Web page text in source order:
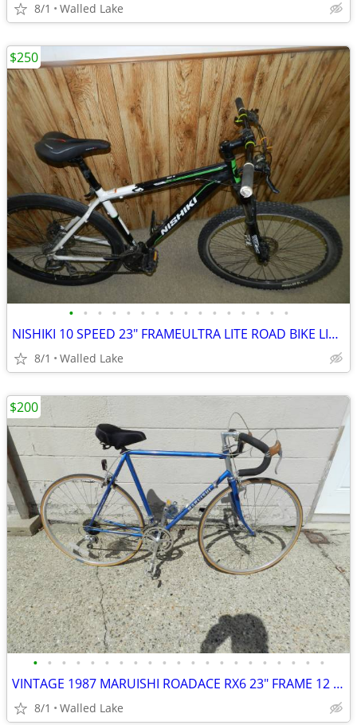
8/1 Walled Lake
• • • • • • • • • • • • • • • •
NISHIKI 10 SPEED 23" FRAMEULTRA LITE ROAD BIKE LIKE NEW
8/1 Walled Lake
$250
• • • • • • • • • • • • • • • • • • • • •
VINTAGE 1987 MARUISHI ROADACE RX6 23" FRAME 12 SPEED JAPAN
8/1 Walled Lake
$200